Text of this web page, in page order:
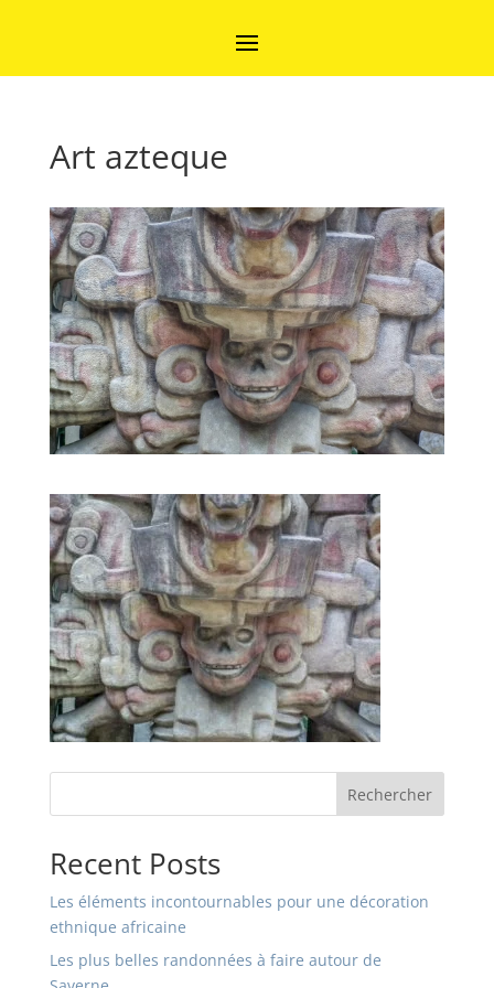
Art azteque
Rechercher
Recent Posts
Les éléments incontournables pour une décoration
ethnique africaine
Les plus belles randonnées à faire autour de